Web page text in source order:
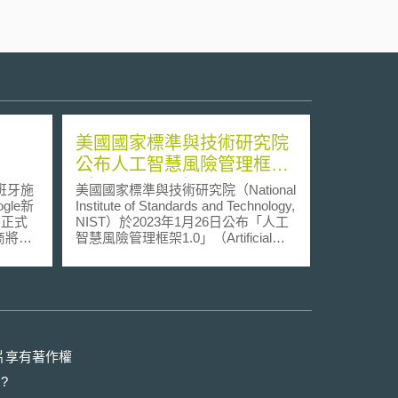
牙施
新
式
將可
權
司
年
推行
内
美國國家標準與技術研究院
公布人工智慧風險管理框架
（AI RMF 1.0）
美國國家標準與技術研究院（National
Institute of Standards and Technology,
NIST）於2023年1月26日公布「人工
智慧風險管理框架1.0」（Artificial
Framework, AI RMF 1.0），該自願性
享有著作權